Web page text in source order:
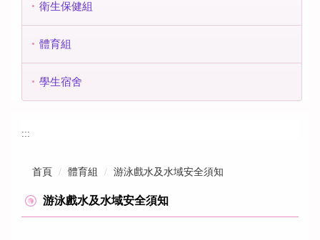
衛生保健組
體育組
學生宿舍
:::
首頁 體育組 游泳戲水及水域安全須知
游泳戲水及水域安全須知